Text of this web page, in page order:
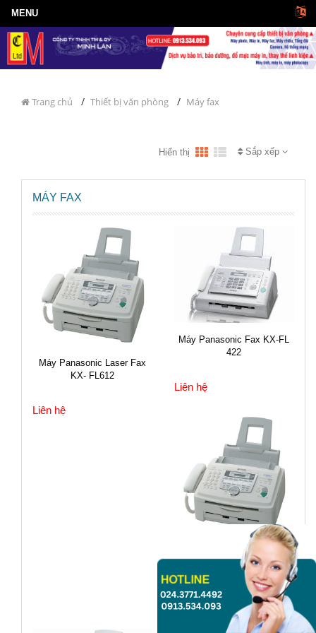
Trang chủ / Thiết bị văn phòng / Máy fax
Sắp xếp
Hiển thị
MÁY FAX
Máy Panasonic Laser Fax
KX- FL612
Liên hệ
Máy Panasonic Fax KX-FL
422
Liên hệ
Máy Panasonic Laser Fax
KX- FL612
Liên hệ